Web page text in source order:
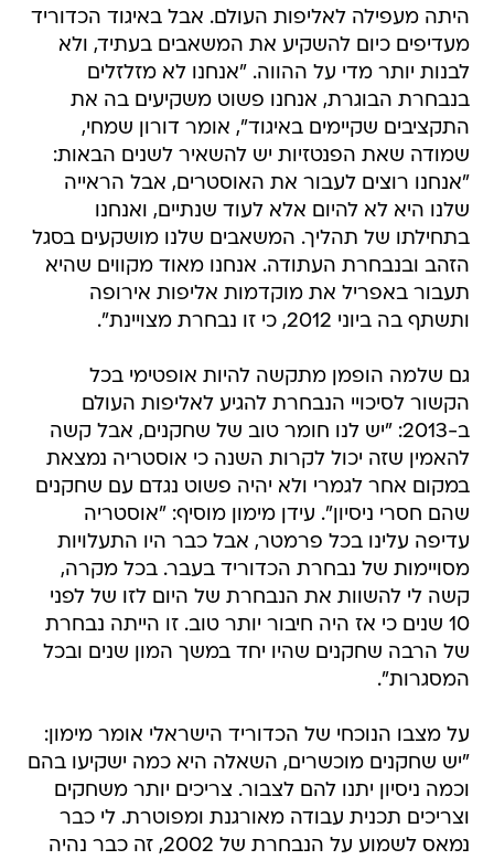
היתה מעפילה לאליפות העולם. אבל באיגוד הכדוריד
מעדיפים כיום להשקיע את המשאבים בעתיד, ולא
לבנות יותר מדי על ההווה. "אנחנו לא מזלזלים
בנבחרת הבוגרת, אנחנו פשוט משקיעים בה את
התקציבים שקיימים באיגוד", אומר דורון שמחי,
שמודה שאת הפנטזיות יש להשאיר לשנים הבאות:
"אנחנו רוצים לעבור את האוסטרים, אבל הראייה
שלנו היא לא להיום אלא לעוד שנתיים, ואנחנו
בתחילתו של תהליך. המשאבים שלנו מושקעים בסגל
הזהב ובנבחרת העתודה. אנחנו מאוד מקווים שהיא
תעבור באפריל את מוקדמות אליפות אירופה
ותשתף בה ביוני 2012, כי זו נבחרת מצויינת".
גם שלמה הופמן מתקשה להיות אופטימי בכל
הקשור לסיכויי הנבחרת להגיע לאליפות העולם
ב-2013: "יש לנו חומר טוב של שחקנים, אבל קשה
להאמין שזה יכול לקרות השנה כי אוסטריה נמצאת
במקום אחר לגמרי ולא יהיה פשוט נגדם עם שחקנים
שהם חסרי ניסיון". עידן מימון מוסיף: "אוסטריה
עדיפה עלינו בכל פרמטר, אבל כבר היו התעלויות
מסויימות של נבחרת הכדוריד בעבר. בכל מקרה,
קשה לי להשוות את הנבחרת של היום לזו של לפני
10 שנים כי אז היה חיבור יותר טוב. זו הייתה נבחרת
של הרבה שחקנים שהיו יחד במשך המון שנים ובכל
המסגרות".
על מצבו הנוכחי של הכדוריד הישראלי אומר מימון:
"יש שחקנים מוכשרים, השאלה היא כמה ישקיעו בהם
וכמה ניסיון יתנו להם לצבור. צריכים יותר משחקים
וצריכים תכנית עבודה מאורגנת ומפוטרת. לי כבר
נמאס לשמוע על הנבחרת של 2002, זה כבר נהיה